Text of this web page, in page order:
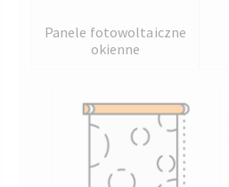
Panele fotowoltaiczne
okienne